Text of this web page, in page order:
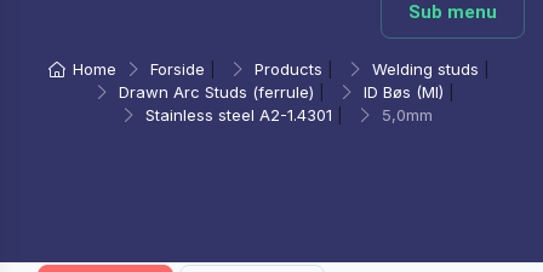
Sub menu
Home Forside Products Welding studs
Drawn Arc Studs (ferrule)
ID Bøs (MI)
Stainless steel A2-1.4301
5,0mm